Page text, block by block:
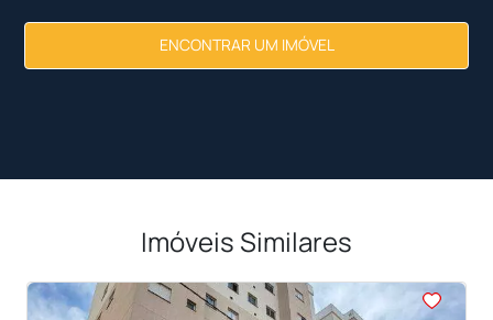
ENCONTRAR UM IMÓVEL
Imóveis Similares
<<<<